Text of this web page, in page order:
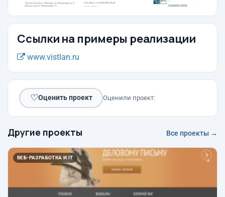
Ссылки на примеры реализации
www.vistlan.ru
♡Оценить проект Оценили проект:
Другие проекты Все проекты →
ВЕБ-РАЗРАБОТКА И IT